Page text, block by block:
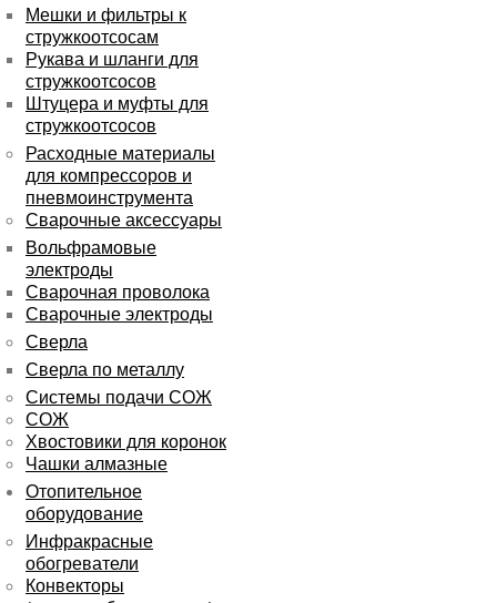
Мешки и фильтры к
стружкоотсосам
Рукава и шланги для
стружкоотсосов
Штуцера и муфты для
стружкоотсосов
Расходные материалы
для компрессоров и
пневмоинструмента
Сварочные аксессуары
Вольфрамовые
электроды
Сварочная проволока
Сварочные электроды
Сверла
Сверла по металлу
Системы подачи СОЖ
СОЖ
Хвостовики для коронок
Чашки алмазные
Отопительное
оборудование
Инфракрасные
обогреватели
Конвекторы